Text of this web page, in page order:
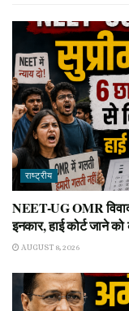
राष्ट्रीय
NEET-UG OMR
इनकार, हाई कोर्ट जाने
AUGUST 8, 2026